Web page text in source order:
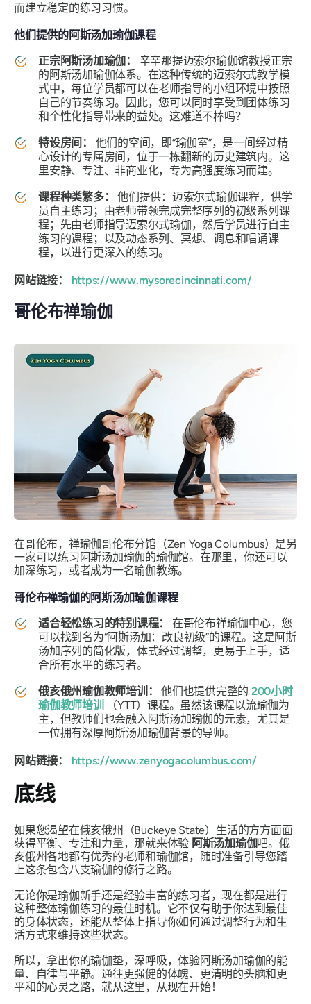
而建立稳定的练习习惯。
他们提供的阿斯汤加瑜伽课程
正宗阿斯汤加瑜伽：
辛辛那提迈索尔瑜伽馆教授正宗
的阿斯汤加瑜伽体系。在这种传统的迈索尔式教学模
式中，每位学员都可以在老师指导的小组环境中按照
自己的节奏练习。因此，您可以同时享受到团体练习
和个性化指导带来的益处。这难道不棒吗？
特设房间： 他们的空间，即“瑜伽室”，是一间经过精
心设计的专属房间，位于一栋翻新的历史建筑内。这
里安静、专注、非商业化，专为高强度练习而建。
课程种类繁多：他们提供：迈索尔式瑜伽课程，供学
员自主练习；由老师带领完成完整序列的初级系列课
程；先由老师指导迈索尔式瑜伽，然后学员进行自主
练习的课程；以及动态系列、冥想、调息和唱诵课
程，以进行更深入的练习。
网站链接： https://www.mysorecincinnati.com/
哥伦布禅瑜伽
在哥伦布，禅瑜伽哥伦布分馆（Zen Yoga Columbus）是另
一家可以练习阿斯汤加瑜伽的瑜伽馆。在那里，你还可以
加深练习，或者成为一名瑜伽教练。
哥伦布禅瑜伽的阿斯汤加瑜伽课程
适合轻松练习的特别课程：
在哥伦布禅瑜伽中心，您
可以找到名为“阿斯汤加：改良初级”的课程。这是阿斯
汤加序列的简化版，体式经过调整，更易于上手，适
合所有水平的练习者。
俄亥俄州瑜伽教师培训：他们也提供完整的 200小时
瑜伽教师培训
（YTT）课程。虽然该课程以流瑜伽为
主，但教师们也会融入阿斯汤加瑜伽的元素，尤其是
一位拥有深厚阿斯汤加瑜伽背景的导师。
网站链接： https://www.zenyogacolumbus.com/
底线
如果您渴望在俄亥俄州（Buckeye State）生活的方方面面
获得平衡、专注和力量，那就来体验 阿斯汤加瑜伽吧。俄
亥俄州各地都有优秀的老师和瑜伽馆，随时准备引导您踏
上这条包含八支瑜伽的修行之路。
无论你是瑜伽新手还是经验丰富的练习者，现在都是进行
这种整体瑜伽练习的最佳时机。它不仅有助于你达到最佳
的身体状态，还能从整体上指导你如何通过调整行为和生
活方式来维持这些状态。
所以，拿出你的瑜伽垫，深呼吸，体验阿斯汤加瑜伽的能
量、自律与平静。通往更强健的体魄、更清明的头脑和更
平和的心灵之路，就从这里，从现在开始！